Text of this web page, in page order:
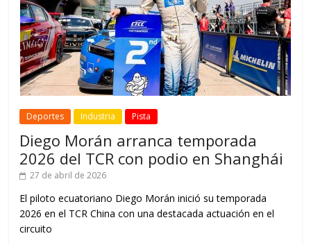
Deportes Industria Pista
Diego Morán arranca temporada
2026 del TCR con podio en Shanghái
27 de abril de 2026
El piloto ecuatoriano Diego Morán inició su temporada
2026 en el TCR China con una destacada actuación en el
circuito